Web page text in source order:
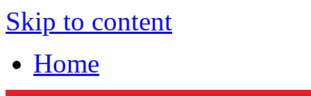
Skip to content
Home